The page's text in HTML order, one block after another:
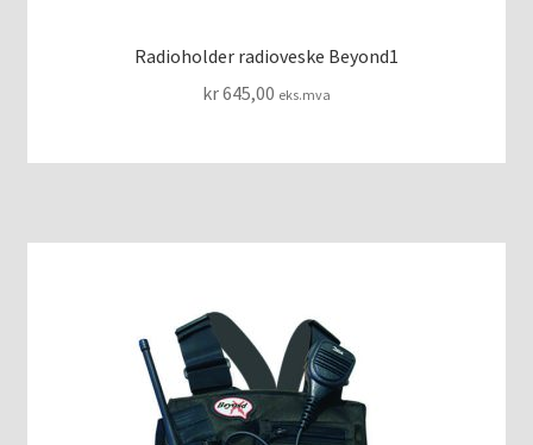
Radioholder radioveske Beyond1
kr645,00 eks.mva